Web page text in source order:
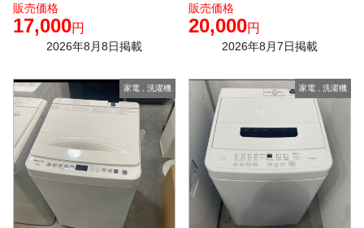
販売価格
17,000円
2026年8月8日掲載
販売価格
20,000円
2026年8月7日掲載
家電, 洗濯機 家電 洗濯機